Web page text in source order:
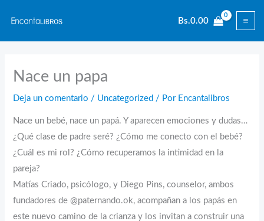
contenido
Bs.0.00
Nace un papa
Deja un comentario / Uncategorized / Por Encantalibros
Nace un bebé, nace un papá. Y aparecen emociones y dudas…
¿Qué clase de padre seré? ¿Cómo me conecto con el bebé?
¿Cuál es mi rol? ¿Cómo recuperamos la intimidad en la
pareja?
Matías Criado, psicólogo, y Diego Pins, counselor, ambos
fundadores de @paternando.ok, acompañan a los papás en
este nuevo camino de la crianza y los invitan a construir una